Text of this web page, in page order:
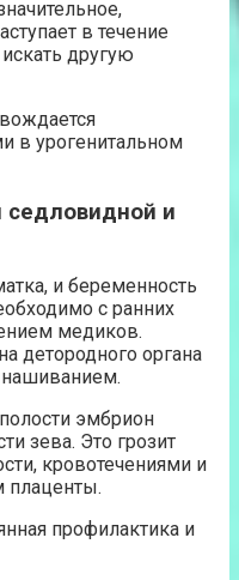
в течение
другую
в урогенитальном
и
и беременность
с ранних
медиков.
детородного органа
эмбрион
зева. Это грозит
кровотечениями и
профилактика и